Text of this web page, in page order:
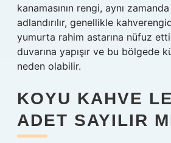
kanamasının rengi, aynı
adlandırılır, genellikle
yumurta rahim astarına nüfuz
duvarına yapışır ve bu bölgede
neden olabilir.
KOYU KAHVE
ADET SAYILIR